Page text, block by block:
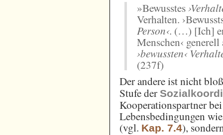
»Bewusstes
Verhalten.
Person‹. (…) [Ich]
Menschen‹
›bewussten‹
(237f)
Der andere ist nicht
Stufe der
Kooperationspartner
Lebensbedingungen
(vgl. Kap. 7.4),